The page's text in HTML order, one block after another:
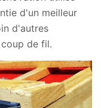
d'un meilleur
d'autres
de fil.